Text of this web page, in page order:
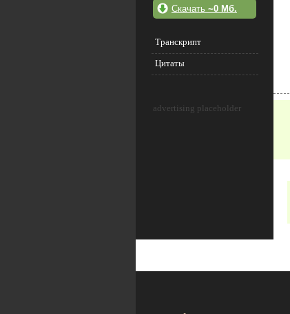
Скачать ~0 Мб.
Транскрипт
Цитаты
advertising placeholder